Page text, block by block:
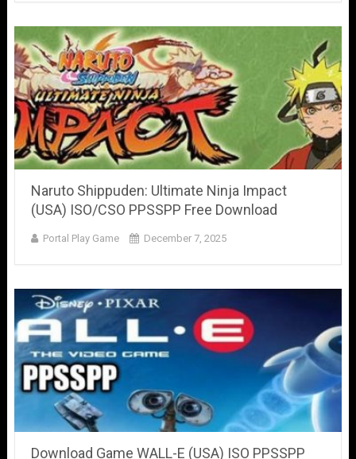
Naruto Shippuden: Ultimate Ninja Impact
(USA) ISO/CSO PPSSPP Free Download
Portal Play Game December 7, 2025
Download Game WALL-E (USA) ISO PPSSPP